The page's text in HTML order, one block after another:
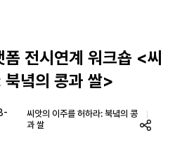
전시연계 워크숍 <씨
북녘의 콩과 쌀>
씨앗의 이주를 허하라: 북녘의 콩
과 쌀